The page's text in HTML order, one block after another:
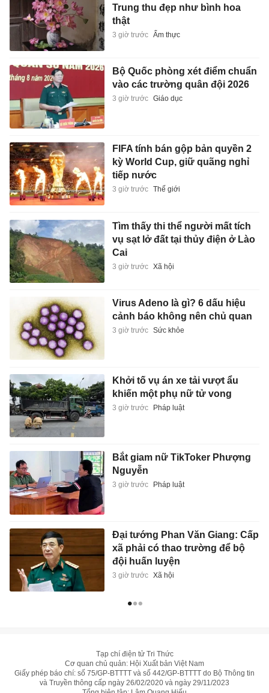
Trung thu đẹp như bình hoa
thật
3 giờ trước Ẩm thực
Bộ Quốc phòng xét điểm chuẩn
vào các trường quân đội 2026
3 giờ trước Giáo dục
FIFA tính bán gộp bản quyền 2
kỳ World Cup, giữ quãng nghỉ
tiếp nước
3 giờ trước Thế giới
Tìm thấy thi thể người mất tích
vụ sạt lở đất tại thủy điện ở Lào
Cai
3 giờ trước Xã hội
Virus Adeno là gì? 6 dấu hiệu
cảnh báo không nên chủ quan
3 giờ trước Sức khỏe
Khởi tố vụ án xe tải vượt ẩu
khiến một phụ nữ tử vong
3 giờ trước Pháp luật
Bắt giam nữ TikToker Phượng
Nguyễn
3 giờ trước Pháp luật
Đại tướng Phan Văn Giang: Cấp
xã phải có thao trường để bộ
đội huấn luyện
3 giờ trước Xã hội
Tạp chí điện tử Tri Thức
Cơ quan chủ quản: Hội Xuất bản Việt Nam
Giấy phép báo chí: số 75/GP-BTTTT và số 442/GP-BTTTT do Bộ Thông tin
và Truyền thông cấp ngày 26/02/2020 và ngày 29/11/2023